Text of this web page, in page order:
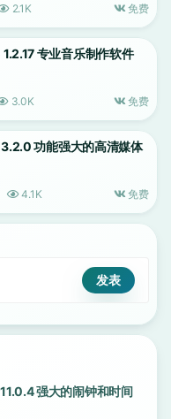
2.1K 免费
专业音乐制作软件
3.0K 免费
功能强大的高清媒体
4.1K 免费
强大的闹钟和时间